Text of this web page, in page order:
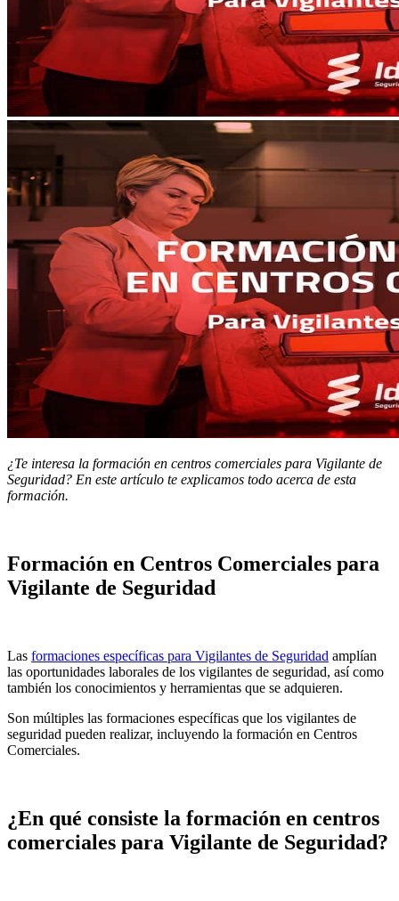
¿Te interesa la formación en centros comerciales para Vigilante de
Seguridad? En este artículo te explicamos todo acerca de esta
formación.
Formación en Centros Comerciales para
Vigilante de Seguridad
Las formaciones específicas para Vigilantes de Seguridad amplían
las oportunidades laborales de los vigilantes de seguridad, así como
también los conocimientos y herramientas que se adquieren.
Son múltiples las formaciones específicas que los vigilantes de
seguridad pueden realizar, incluyendo la formación en Centros
Comerciales.
¿En qué consiste la formación en centros
comerciales para Vigilante de Seguridad?